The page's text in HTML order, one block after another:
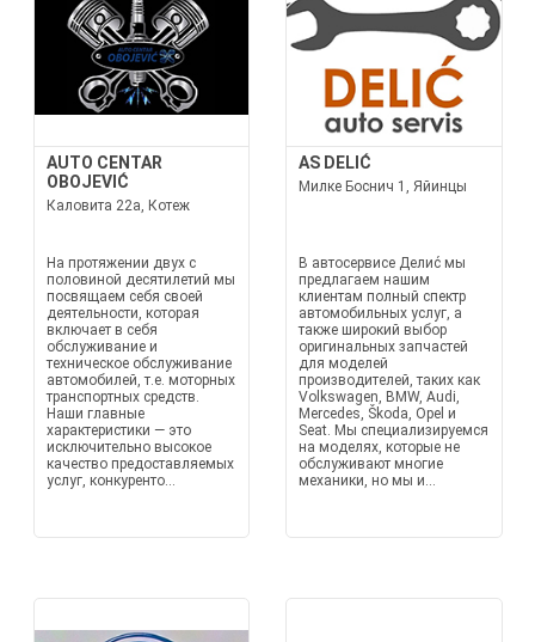
AUTO CENTAR
OBOJEVIĆ
Каловита 22а, Котеж
На протяжении двух с
половиной десятилетий мы
посвящаем себя своей
деятельности, которая
включает в себя
обслуживание и
техническое обслуживание
автомобилей, т.е. моторных
транспортных средств.
Наши главные
характеристики — это
исключительно высокое
качество предоставляемых
услуг, конкуренто...
AS DELIĆ
Милке Боснич 1, Яйинцы
В автосервисе Делиć мы
предлагаем нашим
клиентам полный спектр
автомобильных услуг, а
также широкий выбор
оригинальных запчастей
для моделей
производителей, таких как
Volkswagen, BMW, Audi,
Mercedes, Škoda, Opel и
Seat. Мы специализируемся
на моделях, которые не
обслуживают многие
механики, но мы и...